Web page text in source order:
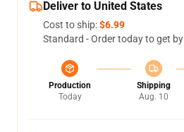
Deliver to United States
Cost to ship:$6.99
Standard - Order today to get by
Production
Today
Shipping
Aug. 10